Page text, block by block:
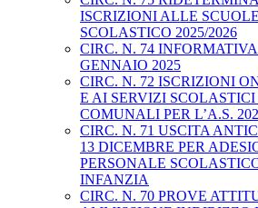
ISCRIZIONI ALLE
SCOLASTICO 2025/2026
CIRC. N. 74
GENNAIO 2025
CIRC. N. 72 ISCRIZIONI
E AI SERVIZI
COMUNALI PER L’A.S.
CIRC. N. 71 USCITA
13 DICEMBRE PER
PERSONALE
INFANZIA
CIRC. N. 70 PROVE